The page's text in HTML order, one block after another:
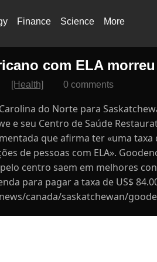
Finance Science More
com ELA
[Health] 0 comments
do Norte para
e seu Centro de Saúde
que afirma ter «uma
de pessoas com ELA».
centro saem em melhores
para pagar a taxa de US$
canada/saskatchewan/